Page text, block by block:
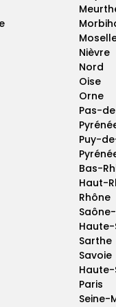
Nièvre
Nord
Oise
Orne
Pas-
Puy-
Bas-
Haut-
Rhône
Sarthe
Savoie
Paris
Seine-